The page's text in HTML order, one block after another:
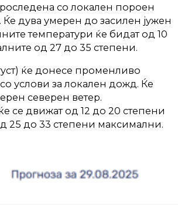
со локален пороен
дува умерен до засилен јужен
температури ќе бидат од 10
од 27 до 35 степени.
ќе донесе променливо
услови за локален дожд. Ќе
северен ветер.
се движат од 12 до 20 степени
25 до 33 степени максимални.